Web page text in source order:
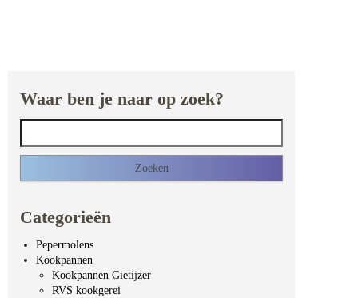
Waar ben je naar op zoek?
Categorieën
Pepermolens
Kookpannen
Kookpannen Gietijzer
RVS kookgerei